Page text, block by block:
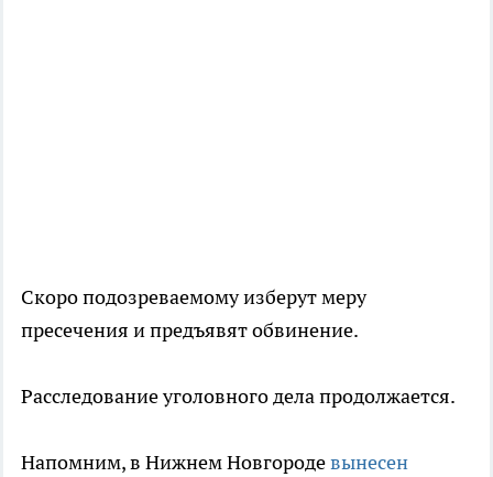
Скоро подозреваемому изберут меру
пресечения и предъявят обвинение.
Расследование уголовного дела продолжается.
Напомним, в Нижнем Новгородевынесен